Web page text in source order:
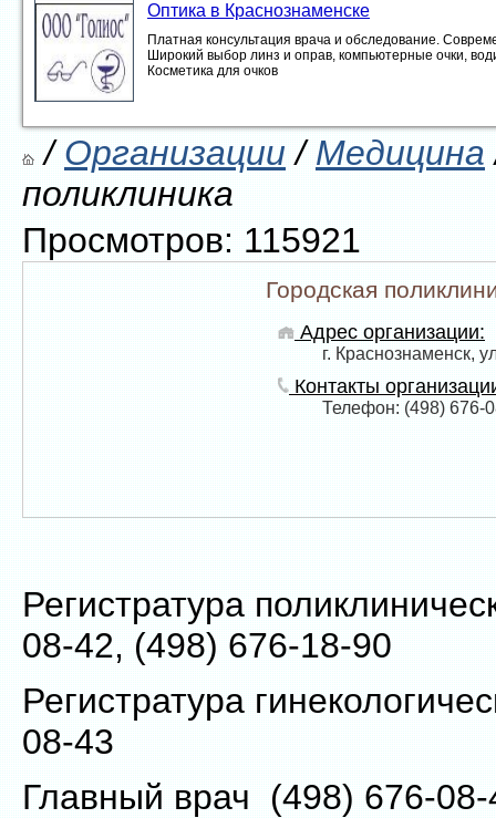
Оптика в Краснознаменске
Платная консультация врача и обследование.
Широкий выбор линз и оправ, компьютерные очки,
Косметика для очков
/Организации/Медицина
поликлиника
Просмотров: 115921
Городская
Адрес организации:
г. Краснознаменск,
Контакты
Телефон: (498) 676-
Регистратура
08-42, (498) 676-18-90
Регистратура
08-43
Главный врач (498) 676-08-